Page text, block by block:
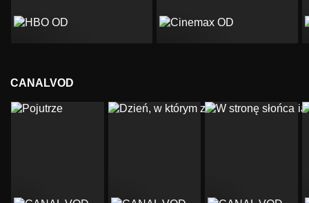
CANALVOD